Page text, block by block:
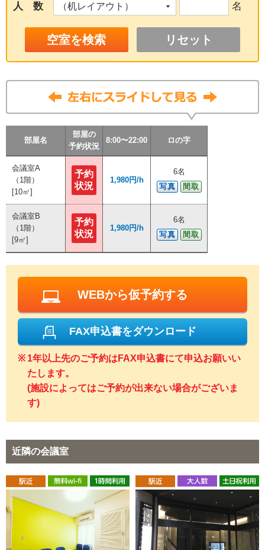
人 数 名
リセット
部屋名
部屋の
予約状況
8:00〜22:00 ロの字
部屋名
部屋の
予約状況
8:00〜22:00 ロの字
部屋名
部屋の
予約状況
8:00〜22:00 ロの字
会議室A
（1階）
[10㎡]
予約
状況
1,980円/h
6名
写真
間取
会議室B
（1階）
[9㎡]
予約
状況
1,980円/h
6名
写真
間取
部屋名
部屋の
予約状況
8:00〜22:00 ロの字
会議室A
（1階）
[10㎡]
予約
状況
1,980円/h
6名
写真
間取
会議室B
（1階）
[9㎡]
予約
状況
1,980円/h
6名
写真
間取
WEBから仮予約する
FAX申込書をダウンロード
1年以上先のご予約はFAX申込書にて申込お願いい
たします。
(施設によってはご予約が出来ない場合がございま
す)
近隣の会議室